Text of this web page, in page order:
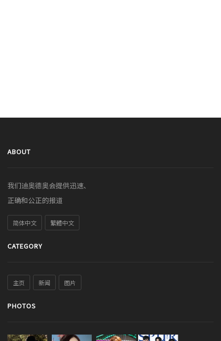
ABOUT
我们迪奥德奥会提供迅速、
正确和公正的报道
简体中文 繁體中文
CATEGORY
主页 新闻 图片
PHOTOS